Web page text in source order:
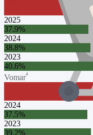
2025
37.9%
2024
38.8%
2023
40.6%
Vomar⁴
2024
37.5%
2023
39.2%